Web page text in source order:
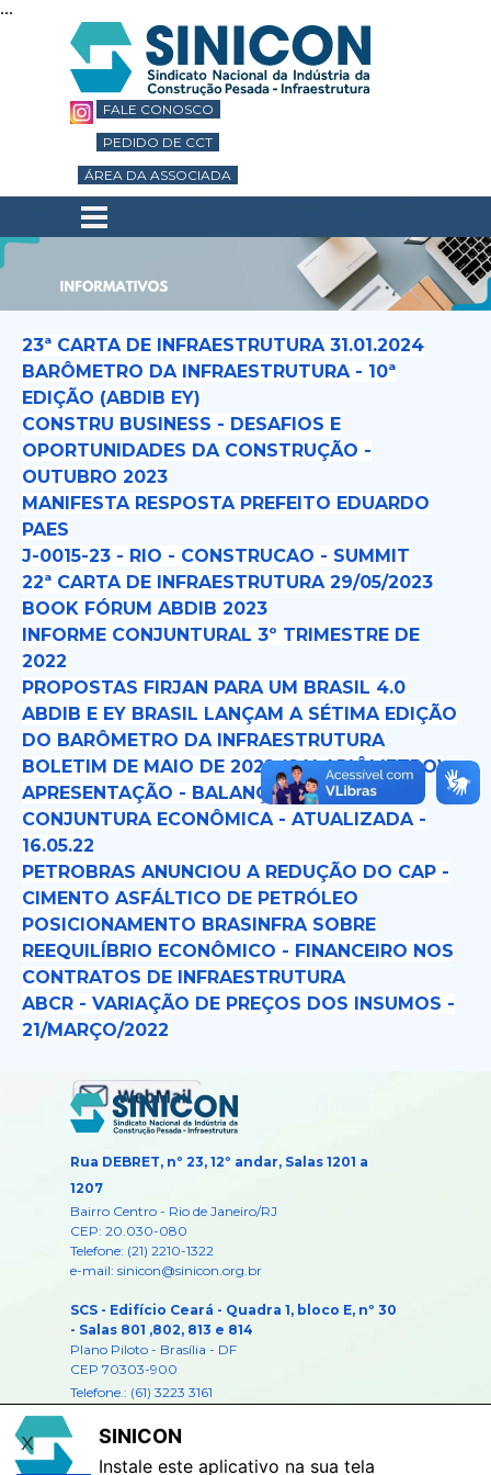
...
Ir para o conteúdo
Pular menu
ÁREA DA ASSOCIADA
PEDIDO DE CCT
FALE CONOSCO
23ª CARTA DE INFRAESTRUTURA 31.01.2024
BARÔMETRO DA INFRAESTRUTURA - 10ª
EDIÇÃO (ABDIB EY)
CONSTRU BUSINESS - DESAFIOS E
OPORTUNIDADES DA CONSTRUÇÃO -
OUTUBRO 2023
MANIFESTA RESPOSTA PREFEITO EDUARDO
PAES
J-0015-23 - RIO - CONSTRUCAO - SUMMIT
22ª CARTA DE INFRAESTRUTURA 29/05/2023
BOOK FÓRUM ABDIB 2023
INFORME CONJUNTURAL 3º TRIMESTRE DE
2022
PROPOSTAS FIRJAN PARA UM BRASIL 4.0
ABDIB E EY BRASIL LANÇAM A SÉTIMA EDIÇÃO
DO BARÔMETRO DA INFRAESTRUTURA
BOLETIM DE MAIO DE 2022 (SALARIÔMETRO)
APRESENTAÇÃO - BALANÇA ABRIL 2022
CONJUNTURA ECONÔMICA - ATUALIZADA -
16.05.22
PETROBRAS ANUNCIOU A REDUÇÃO DO CAP -
CIMENTO ASFÁLTICO DE PETRÓLEO
POSICIONAMENTO BRASINFRA SOBRE
REEQUILÍBRIO ECONÔMICO - FINANCEIRO NOS
CONTRATOS DE INFRAESTRUTURA
ABCR - VARIAÇÃO DE PREÇOS DOS INSUMOS -
21/MARÇO/2022
Rua DEBRET, nº 23, 12º andar, Salas 1201 a
1207
Bairro Centro - Rio de Janeiro/RJ
CEP: 20.030-080
Telefone: (21) 2210-1322
e-mail: sinicon@sinicon.org.br
SCS - Edifício Ceará - Quadra 1, bloco E, nº 30
- Salas 801 ,802, 813 e 814
Plano Piloto - Brasília - DF
CEP 70303-900
Telefone.: (61) 3223 3161
SINICON
Instale este aplicativo na sua tela
X